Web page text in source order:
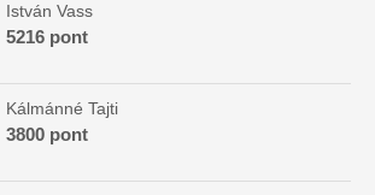
István Vass
5216 pont
Kálmánné Tajti
3800 pont